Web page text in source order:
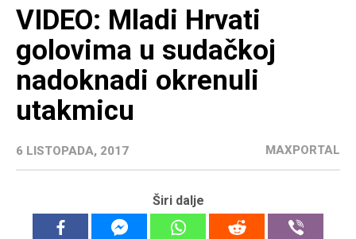
VIDEO: Mladi Hrvati
golovima u sudačkoj
nadoknadi okrenuli
utakmicu
6 LISTOPADA, 2017 MAXPORTAL
Širi dalje